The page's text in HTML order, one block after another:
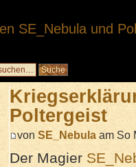
SE_Nebula und
Poltergeist
von SE_Nebula am So
Der Magier